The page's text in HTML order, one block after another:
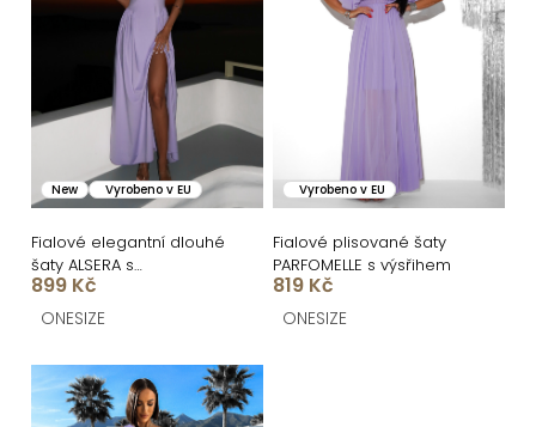
u
t
ů
p
r
o
d
u
k
ů
New Vyrobeno v EU
Fialové elegantní dlouhé
šaty ALSERA s
vycpávkami
899 Kč
ONESIZE
Vyrobeno v EU
Fialové plisované šaty
PARFOMELLE s výsřihem
819 Kč
ONESIZE